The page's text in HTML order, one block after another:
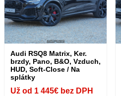
Audi RSQ8 Matrix, Ker.
brzdy, Pano, B&O, Vzduch,
HUD, Soft-Close / Na
splátky
Už od 1 445€ bez DPH